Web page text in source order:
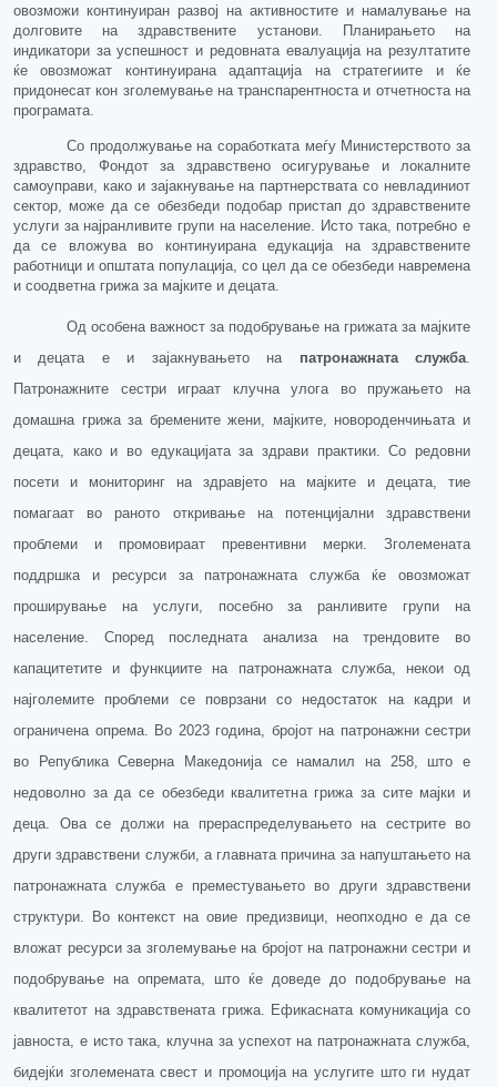
овозможи континуиран развој на активностите и намалување на
долговите на здравствените установи. Планирањето на
индикатори за успешност и редовната евалуација на резултатите
ќе овозможат континуиранаадаптација на стратегиите иќе
придонесат кон зголемување на транспарентноста и отчетноста на
програмата
Со продолжување на соработката меѓу Министерството за
здравство, Фондот за здравствено осигурување и локалните
самоуправи, како и зајакнување на партнерствата со невладиниот
сектор, може да се обезбеди подобар пристап до здравствените
услуги за најранливите групи на население.
Исто така, потребно е
да се вложуваво континуиранаедукација на здравствените
работници и општата популација, со цел да се обезбеди навремена
и соодветна грижа за мајките и децата.
Од особена важност за подобрување на грижата за мајките
и децата е и зајакнувањето на патронажната служба
Патронажните сестри играат клучна улога во пружањето на
домашна грижа за бремените жени , мајките, новороденчињата и
децата , како и во едукацијата за здрави практики. Со редовни
посети и мониторинг на здравјето на мајките и децата, тие
помагаат во раното откривање на потенцијални здравствени
проблеми и промовираат превентивни мерки. Зголемената
поддршка и ресурси за патронажната служба ќе овозможат
проширување на услуги, посебно за ранливите групи на
население. Според последната анализа на трендовите во
капацитетите и функциите на патронажната служба, некои од
најголемите проблеми се поврзани со недостаток на кадри и
ограничена опрема. Во 2023 година, бројот на патронажни сестри
во Република Северна Македонија се намалил на 258, што е
недоволно за да се обезбеди квалитетна грижа за сите мајки и
деца. Ова се должи на прераспределувањето на сестрите во
други здравствени служби, а главната причина за напуштањето на
патронажната служба е преместувањето во други здравствени
структури. Во контекст на овие предизвици, неопходно е да се
вложат ресурси за зголемување на бројот на патронажни сестри и
подобрување на опремата, што ќе доведе до подобрување на
квалитетот на здравствената грижа. Ефикасната комуникација со
јавноста е исто така
клучна за успехот на патронажната служба,
бидејќи зголемената свест и промоција на услугите што ги нудат